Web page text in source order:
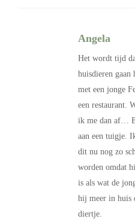
Angela
Het wordt tijd
huisdieren gaan
met een jonge
een restaurant.
ik me dan af…
aan een tuigje.
dit nu nog zo
worden omdat
is als wat de
hij meer in huis
diertje.